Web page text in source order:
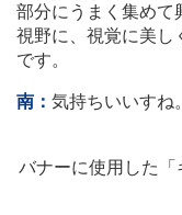
部分にうまく集めて
視野に、視覚に美し
です。
南： 気持ちいいすね
バナーに使用した